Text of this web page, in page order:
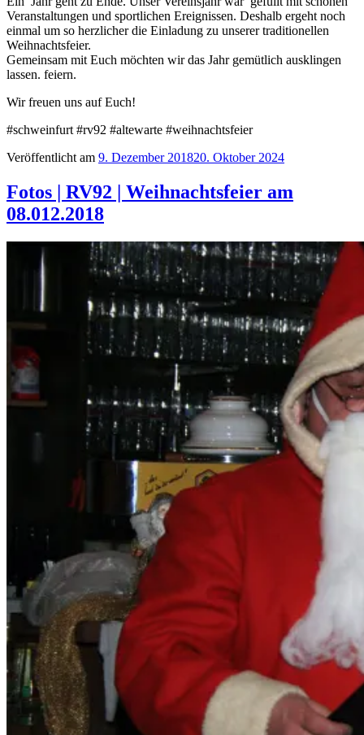
Veranstaltungen und sportlichen Ereignissen. Deshalb ergeht noch
einmal um so herzlicher die Einladung zu unserer traditionellen
Weihnachtsfeier.
Gemeinsam mit Euch möchten wir das Jahr gemütlich ausklingen
lassen. feiern.
Wir freuen uns auf Euch!
#schweinfurt #rv92 #altewarte #weihnachtsfeier
Veröffentlicht am 9. Dezember 201820. Oktober 2024
Fotos | RV92 | Weihnachtsfeier am
08.012.2018